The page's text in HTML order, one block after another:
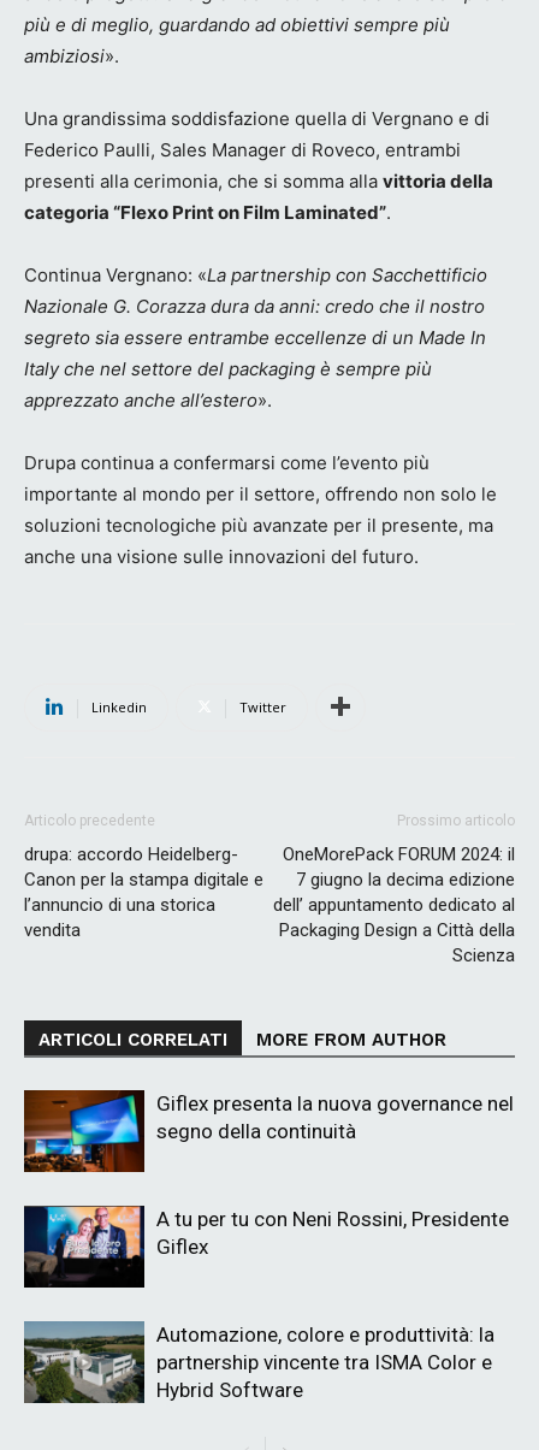
più e di meglio, guardando ad obiettivi sempre più
ambiziosi».
Una grandissima soddisfazione quella di Vergnano e di
Federico Paulli, Sales Manager di Roveco, entrambi
presenti alla cerimonia, che si somma alla vittoria della
categoria “Flexo Print on Film Laminated”.
Continua Vergnano: «La partnership con Sacchettificio
Nazionale G. Corazza dura da anni: credo che il nostro
segreto sia essere entrambe eccellenze di un Made In
Italy che nel settore del packaging è sempre più
apprezzato anche all’estero».
Drupa continua a confermarsi come l’evento più
importante al mondo per il settore, offrendo non solo le
soluzioni tecnologiche più avanzate per il presente, ma
anche una visione sulle innovazioni del futuro.
Linkedin Twitter
Articolo precedente
drupa: accordo Heidelberg-
Canon per la stampa digitale e
l’annuncio di una storica
vendita
Prossimo articolo
OneMorePack FORUM 2024: il
7 giugno la decima edizione
dell’ appuntamento dedicato al
Packaging Design a Città della
Scienza
ARTICOLI CORRELATI MORE FROM AUTHOR
Giflex presenta la nuova governance nel
segno della continuità
A tu per tu con Neni Rossini, Presidente
Giflex
Automazione, colore e produttività: la
partnership vincente tra ISMA Color e
Hybrid Software